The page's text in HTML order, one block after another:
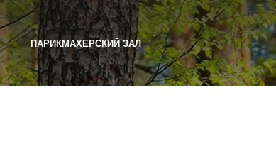
ПАРИКМАХЕРСКИЙ ЗАЛ